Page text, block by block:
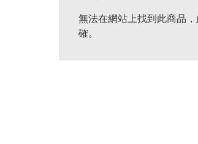
無法在網站上找到此商品
確。